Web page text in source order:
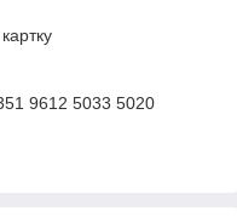
9612 5033 5020